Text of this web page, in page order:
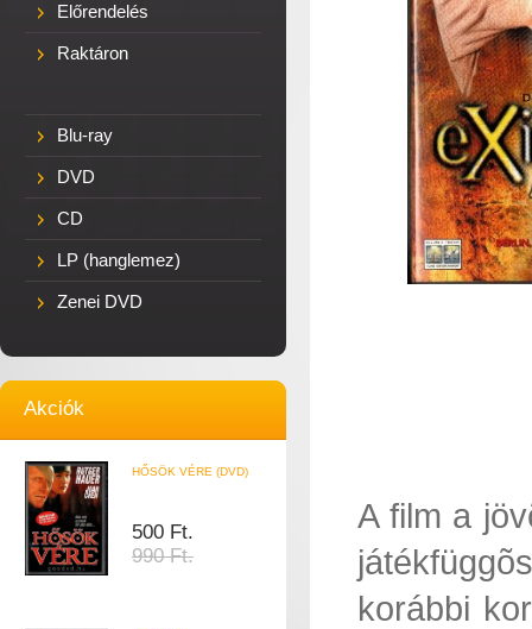
Előrendelés
Raktáron
Blu-ray
DVD
CD
LP (hanglemez)
Zenei DVD
Akciók
HŐSÖK VÉRE (DVD)
500 Ft.
990 Ft.
A film a
korábbi